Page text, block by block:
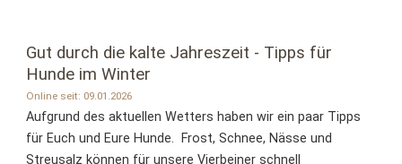
Gut durch die kalte Jahreszeit - Tipps für
Hunde im Winter
Online seit: 09.01.2026
Aufgrund des aktuellen Wetters haben wir ein paar Tipps
für Euch und Eure Hunde. Frost, Schnee, Nässe und
Streusalz können für unsere Vierbeiner schnell